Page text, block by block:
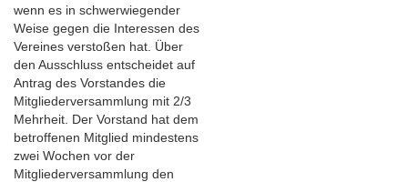
wenn es in schwerwiegender
Weise gegen die Interessen des
Vereines verstoßen hat. Über
den Ausschluss entscheidet auf
Antrag des Vorstandes die
Mitgliederversammlung mit 2/3
Mehrheit. Der Vorstand hat dem
betroffenen Mitglied mindestens
zwei Wochen vor der
Mitgliederversammlung den